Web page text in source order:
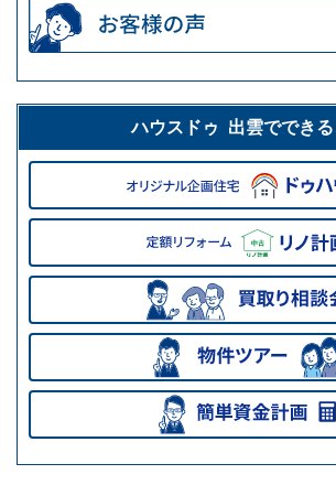
ハウスドゥ 出雲でできる